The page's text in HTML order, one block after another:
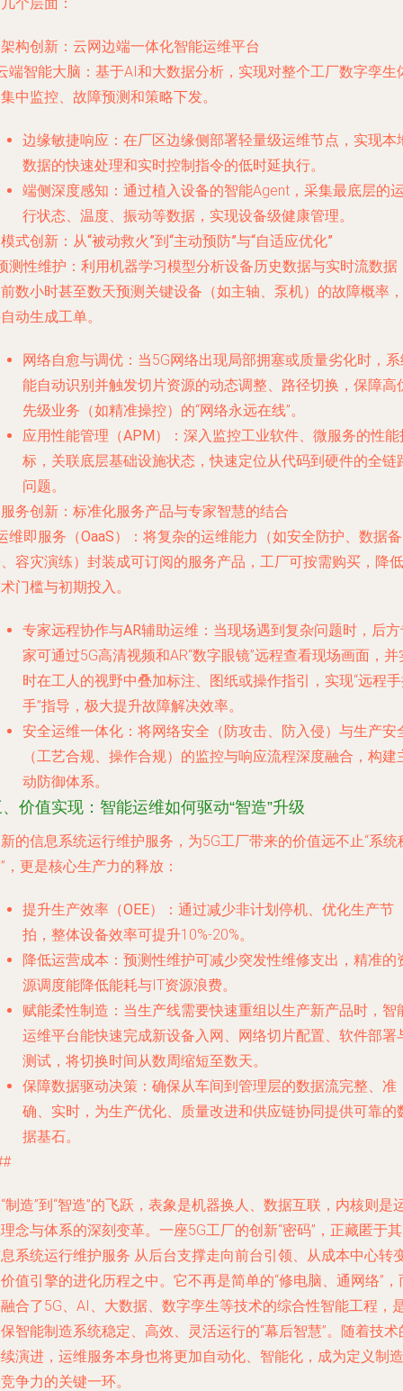
构创新：云网边端一体化智能运维平台
端智能大脑 ：基于AI和大数据分析，实现对整个工厂数字孪生
中监控、故障预测和策略下发。
边缘敏捷响应 ：在厂区边缘侧部署轻量级运维节点，实现本
数据的快速处理和实时控制指令的低时延执行。
端侧深度感知 ：通过植入设备的智能Agent，采集最底层的
行状态、温度、振动等数据，实现设备级健康管理。
式创新：从“被动救火”到“主动预防”与“自适应优化”
测性维护 ：利用机器学习模型分析设备历史数据与实时流数据
数小时甚至数天预测关键设备（如主轴、泵机）的故障概率，
动生成工单。
网络自愈与调优 ：当5G网络出现局部拥塞或质量劣化时，
能自动识别并触发切片资源的动态调整、路径切换，保障高
先级业务（如精准操控）的“网络永远在线”。
应用性能管理（APM）
：深入监控工业软件、微服务的性能
标，关联底层基础设施状态，快速定位从代码到硬件的全链
问题。
务创新：标准化服务产品与专家智慧的结合
维即服务（OaaS）
：将复杂的运维能力（如安全防护、数据备
容灾演练）封装成可订阅的服务产品，工厂可按需购买，降低
门槛与初期投入。
专家远程协作与AR辅助运维 ：当现场遇到复杂问题时，后
家可通过5G高清视频和AR“数字眼镜”远程查看现场画面，并
时在工人的视野中叠加标注、图纸或操作指引，实现“远程
手”指导，极大提升故障解决效率。
安全运维一体化 ：将网络安全（防攻击、防入侵）与生产安
（工艺合规、操作合规）的监控与响应流程深度融合，构建
动防御体系。
价值实现：智能运维如何驱动“智造”升级
的信息系统运行维护服务，为5G工厂带来的价值远不止“系统
，更是核心生产力的释放：
提升生产效率（OEE）
：通过减少非计划停机、优化生产节
拍，整体设备效率可提升10%-20%。
降低运营成本 ：预测性维护可减少突发性维修支出，精准的
源调度能降低能耗与IT资源浪费。
赋能柔性制造 ：当生产线需要快速重组以生产新产品时，智
运维平台能快速完成新设备入网、网络切片配置、软件部署
测试，将切换时间从数周缩短至数天。
保障数据驱动决策 ：确保从车间到管理层的数据流完整、准
确、实时，为生产优化、质量改进和供应链协同提供可靠的
据基石。
制造”到“智造”的飞跃，表象是机器换人、数据互联，内核则是
念与体系的深刻变革。一座5G工厂的创新“密码”，正藏匿于其
系统运行维护服务 从后台支撑走向前台引领、从成本中心转
值引擎的进化历程之中。它不再是简单的“修电脑、通网络”，
合了5G、AI、大数据、数字孪生等技术的综合性智能工程，
智能制造系统稳定、高效、灵活运行的“幕后智慧”。随着技术
演进，运维服务本身也将更加自动化、智能化，成为定义制造
争力的关键一环。